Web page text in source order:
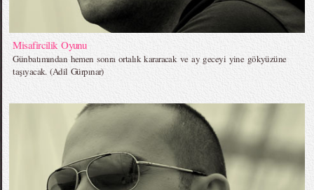
Misafircilik Oyunu
Günbatımından hemen sonra ortalık kararacak ve ay geceyi yine gökyüzüne
taşıyacak. (Adil Gürpınar)